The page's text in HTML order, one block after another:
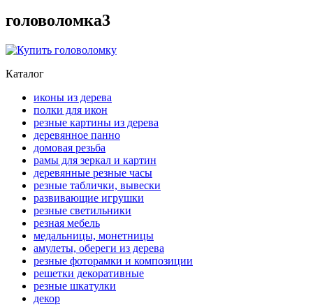
головоломка3
Каталог
иконы из дерева
полки для икон
резные картины из дерева
деревянное панно
домовая резьба
рамы для зеркал и картин
деревянные резные часы
резные таблички, вывески
развивающие игрушки
резные светильники
резная мебель
медальницы, монетницы
амулеты, обереги из дерева
резные фоторамки и композиции
решетки декоративные
резные шкатулки
декор